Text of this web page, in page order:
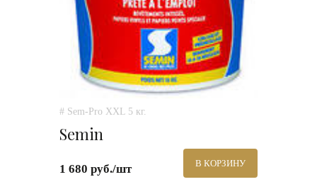
# Sem-Pro XXL 5 кг.
Semin
1 680 руб./шт В КОРЗИНУ